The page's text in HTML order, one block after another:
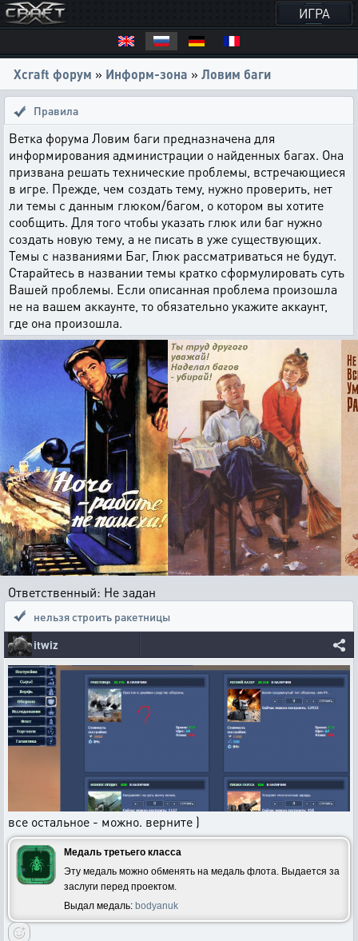
ИГРА
Xcraft форум » Информ-зона » Ловим баги
Правила
Ветка форума Ловим баги предназначена для
информирования администрации о найденных багах. Она
призвана решать технические проблемы, встречающиеся
в игре. Прежде, чем создать тему, нужно проверить, нет
ли темы с данным глюком/багом, о котором вы хотите
сообщить. Для того чтобы указать глюк или баг нужно
создать новую тему, а не писать в уже существующих.
Темы с названиями Баг, Глюк рассматриваться не будут.
Старайтесь в названии темы кратко сформулировать суть
Вашей проблемы. Если описанная проблема произошла
не на вашем аккаунте, то обязательно укажите аккаунт,
где она произошла.
Ответственный: Не задан
нельзя строить ракетницы
itwiz
все остальное - можно. верните )
Медаль третьего класса
Эту медаль можно обменять на медаль флота. Выдается за
заслуги перед проектом.
Выдал медаль: bodyanuk